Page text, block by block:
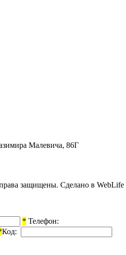
Малевича, 86Г
защищены. Cделано в WebLife
* Телефон:
Код: